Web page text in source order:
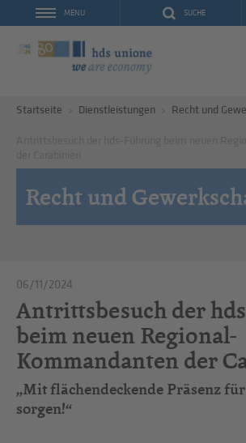
SUCHE
MENU
Startseite Dienstleistungen Recht und
Recht und
06/11/2024
Antrittsbesuch der
beim neuen Regional-
Kommandanten der
„Mit flächendeckende Präsenz
sorgen!“